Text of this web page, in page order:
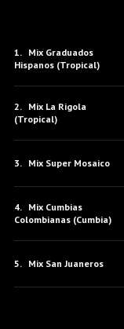
Mix Graduados
Hispanos (Tropical)
Mix La Rigola
(Tropical)
Mix Super Mosaico
Mix Cumbias
Colombianas (Cumbia)
Mix San Juaneros